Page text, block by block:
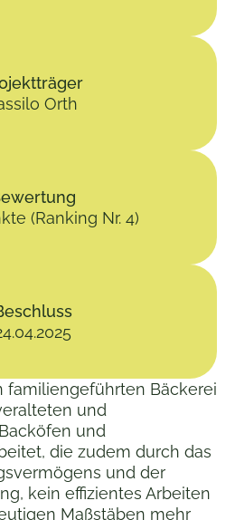
Orth
(Ranking Nr. 4)
familiengeführten Bäckerei
und
und
die zudem durch das
und der
kein effizientes Arbeiten
Maßstäben mehr